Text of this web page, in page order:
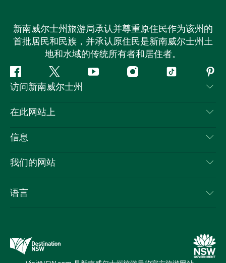
新南威尔士州旅游局承认并尊重原住民作为该州的
首批居民和民族，并承认原住民是新南威尔士州土
地和水域的传统所有者和居住者。
Facebook叽
叽
喳
YouTube Instagram抖
访问新南威尔士州
联系我们
隐私
Cookie 通知
在此网站上
目的地
新南威尔士州公路旅行
活动
信息
旅行信息
新南威尔士州的商业
我们的网站
新南威尔士州旅游局媒体中心
缤纷悉尼灯光音乐节
语言